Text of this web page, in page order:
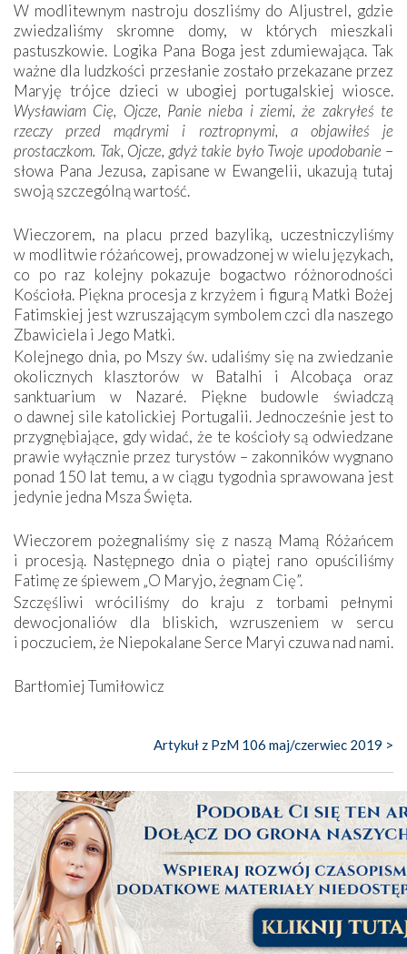
W modlitewnym nastroju doszliśmy do Aljustrel, gdzie
zwiedzaliśmy skromne domy, w których mieszkali
pastuszkowie. Logika Pana Boga jest zdumiewająca. Tak
ważne dla ludzkości przesłanie zostało przekazane przez
Maryję trójce dzieci w ubogiej portugalskiej wiosce.
Wysławiam Cię, Ojcze, Panie nieba i ziemi, że zakryłeś te
rzeczy przed mądrymi i roztropnymi, a objawiłeś je
prostaczkom. Tak, Ojcze, gdyż takie było Twoje upodobanie –
słowa Pana Jezusa, zapisane w Ewangelii, ukazują tutaj
swoją szczególną wartość.
Wieczorem, na placu przed bazyliką, uczestniczyliśmy
w modlitwie różańcowej, prowadzonej w wielu językach,
co po raz kolejny pokazuje bogactwo różnorodności
Kościoła. Piękna procesja z krzyżem i figurą Matki Bożej
Fatimskiej jest wzruszającym symbolem czci dla naszego
Zbawiciela i Jego Matki.
Kolejnego dnia, po Mszy św. udaliśmy się na zwiedzanie
okolicznych klasztorów w Batalhi i Alcobaça oraz
sanktuarium w Nazaré. Piękne budowle świadczą
o dawnej sile katolickiej Portugalii. Jednocześnie jest to
przygnębiające, gdy widać, że te kościoły są odwiedzane
prawie wyłącznie przez turystów – zakonników wygnano
ponad 150 lat temu, a w ciągu tygodnia sprawowana jest
jedynie jedna Msza Święta.
Wieczorem pożegnaliśmy się z naszą Mamą Różańcem
i procesją. Następnego dnia o piątej rano opuściliśmy
Fatimę ze śpiewem „O Maryjo, żegnam Cię”.
Szczęśliwi wróciliśmy do kraju z torbami pełnymi
dewocjonaliów dla bliskich, wzruszeniem w sercu
i poczuciem, że Niepokalane Serce Maryi czuwa nad nami.
Bartłomiej Tumiłowicz
Artykuł z PzM 106 maj/czerwiec 2019 >